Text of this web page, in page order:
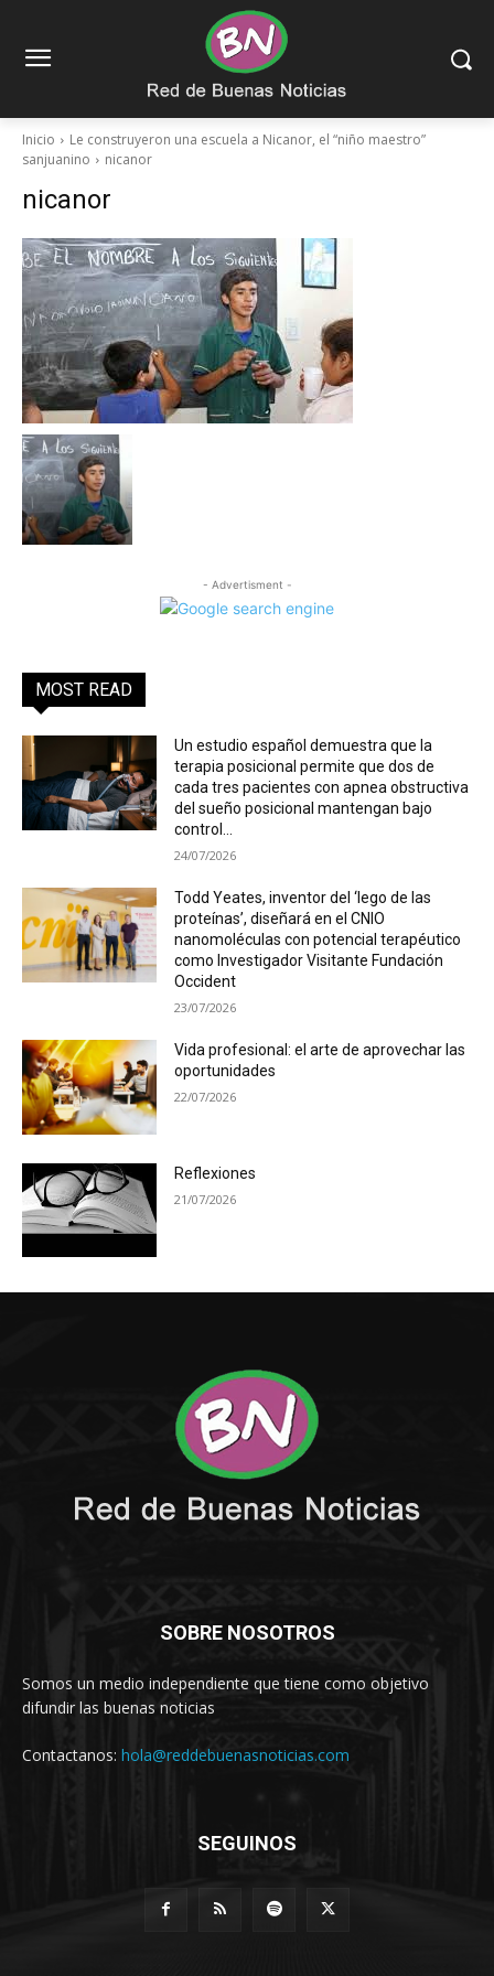
Inicio
Le construyeron una escuela a Nicanor, el “niño maestro”
sanjuanino
nicanor
nicanor
- Advertisment -
MOST READ
Un estudio español demuestra que la
terapia posicional permite que dos de
cada tres pacientes con apnea obstructiva
del sueño posicional mantengan bajo
control...
24/07/2026
Todd Yeates, inventor del ‘lego de las
proteínas’, diseñará en el CNIO
nanomoléculas con potencial terapéutico
como Investigador Visitante Fundación
Occident
23/07/2026
Vida profesional: el arte de aprovechar las
oportunidades
22/07/2026
Reflexiones
21/07/2026
SOBRE NOSOTROS
Somos un medio independiente que tiene como objetivo
difundir las buenas noticias
Contactanos: hola@reddebuenasnoticias.com
SEGUINOS